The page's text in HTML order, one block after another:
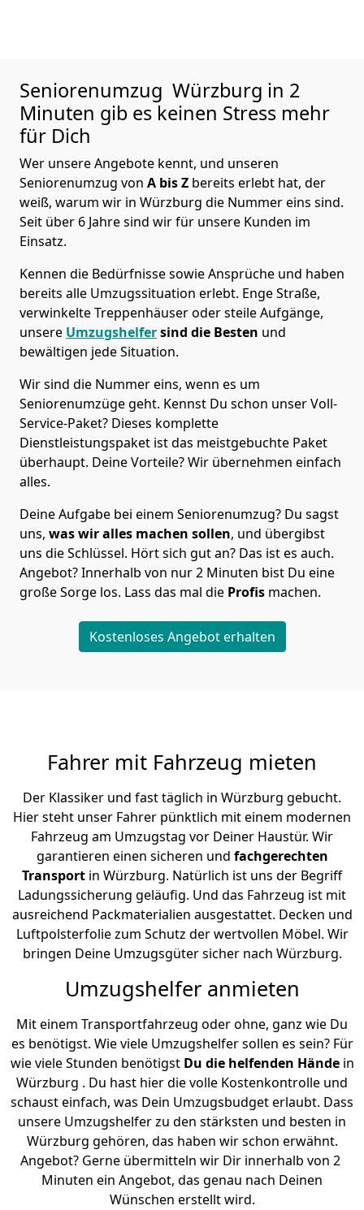
Seniorenumzug Würzburg in 2
Minuten gib es keinen Stress mehr
für Dich
Wer unsere Angebote kennt, und unseren
Seniorenumzug von A bis Z bereits erlebt hat, der
weiß, warum wir in Würzburg die Nummer eins sind.
Seit über 6 Jahre sind wir für unsere Kunden im
Einsatz.
Kennen die Bedürfnisse sowie Ansprüche und haben
bereits alle Umzugssituation erlebt. Enge Straße,
verwinkelte Treppenhäuser oder steile Aufgänge,
unsere Umzugshelfersind die Besten und
bewältigen jede Situation.
Wir sind die Nummer eins, wenn es um
Seniorenumzüge geht. Kennst Du schon unser Voll-
Service-Paket? Dieses komplette
Dienstleistungspaket ist das meistgebuchte Paket
überhaupt. Deine Vorteile? Wir übernehmen einfach
alles.
Deine Aufgabe bei einem Seniorenumzug? Du sagst
uns, was wir alles machen sollen, und übergibst
uns die Schlüssel. Hört sich gut an? Das ist es auch.
Angebot? Innerhalb von nur 2 Minuten bist Du eine
große Sorge los. Lass das mal die Profis machen.
Kostenloses Angebot erhalten
Fahrer mit Fahrzeug mieten
Der Klassiker und fast täglich in Würzburg gebucht.
Hier steht unser Fahrer pünktlich mit einem modernen
Fahrzeug am Umzugstag vor Deiner Haustür. Wir
garantieren einen sicheren und fachgerechten
Transport in Würzburg. Natürlich ist uns der Begriff
Ladungssicherung geläufig. Und das Fahrzeug ist mit
ausreichend Packmaterialien ausgestattet. Decken und
Luftpolsterfolie zum Schutz der wertvollen Möbel. Wir
bringen Deine Umzugsgüter sicher nach Würzburg.
Umzugshelfer anmieten
Mit einem Transportfahrzeug oder ohne, ganz wie Du
es benötigst. Wie viele Umzugshelfer sollen es sein? Für
wie viele Stunden benötigst Du die helfenden Händein
Würzburg . Du hast hier die volle Kostenkontrolle und
schaust einfach, was Dein Umzugsbudget erlaubt. Dass
unsere Umzugshelfer zu den stärksten und besten in
Würzburg gehören, das haben wir schon erwähnt.
Angebot? Gerne übermitteln wir Dir innerhalb von 2
Minuten ein Angebot, das genau nach Deinen
Wünschen erstellt wird.